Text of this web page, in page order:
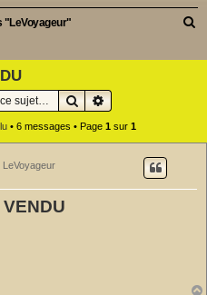
"LeVoyageur"
r
RechercherRecherche
• 6 messages • Page 1sur 1